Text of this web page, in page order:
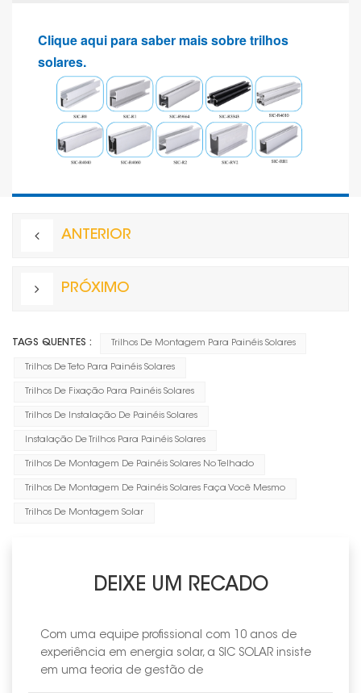
Clique aqui para saber mais sobre trilhos
solares.
ANTERIOR
PRÓXIMO
TAGS QUENTES : Trilhos De Montagem Para Painéis Solares
Trilhos De Teto Para Painéis Solares
Trilhos De Fixação Para Painéis Solares
Trilhos De Instalação De Painéis Solares
Instalação De Trilhos Para Painéis Solares
Trilhos De Montagem De Painéis Solares No Telhado
Trilhos De Montagem De Painéis Solares Faça Você Mesmo
Trilhos De Montagem Solar
DEIXE UM RECADO
Com uma equipe profissional com 10 anos de
experiência em energia solar, a SIC SOLAR insiste
em uma teoria de gestão de